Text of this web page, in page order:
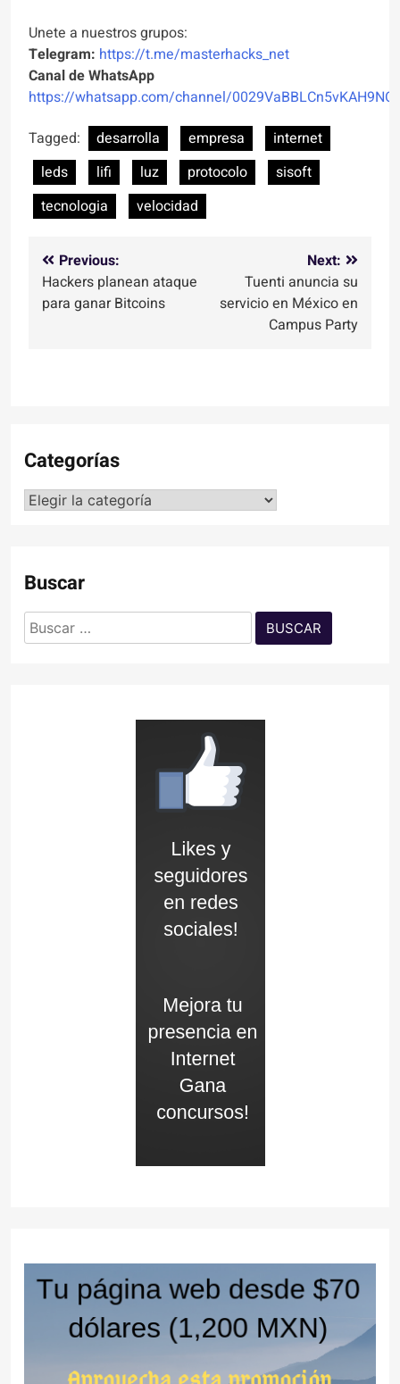
Unete a nuestros grupos:
Telegram: https://t.me/masterhacks_net
Canal de WhatsApp
https://whatsapp.com/channel/
Tagged:
desarrolla empresa
internet
leds
lifi luz protocolo
sisoft
tecnologia
velocidad
Navegación
de
Previous:
Hackers planean ataque
para ganar Bitcoins
Next:
Tuenti anuncia su
servicio en México en
Campus Party
Categorías
Categorías
Buscar
Buscar: